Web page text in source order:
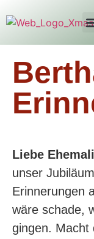
Liebe
unser
Erinnerungen
wäre schade,
gingen. Macht